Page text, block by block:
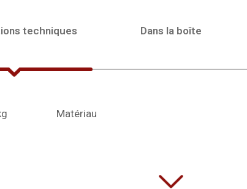
techniques Dans la boîte
Matériau